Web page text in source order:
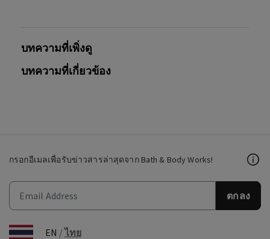
บทความที่เพิ่งดู
บทความที่เกี่ยวข้อง
กรอกอีเมลเพื่อรับข่าวสารล่าสุดจาก Bath & Body Works!
ตกลง
EN /ไทย